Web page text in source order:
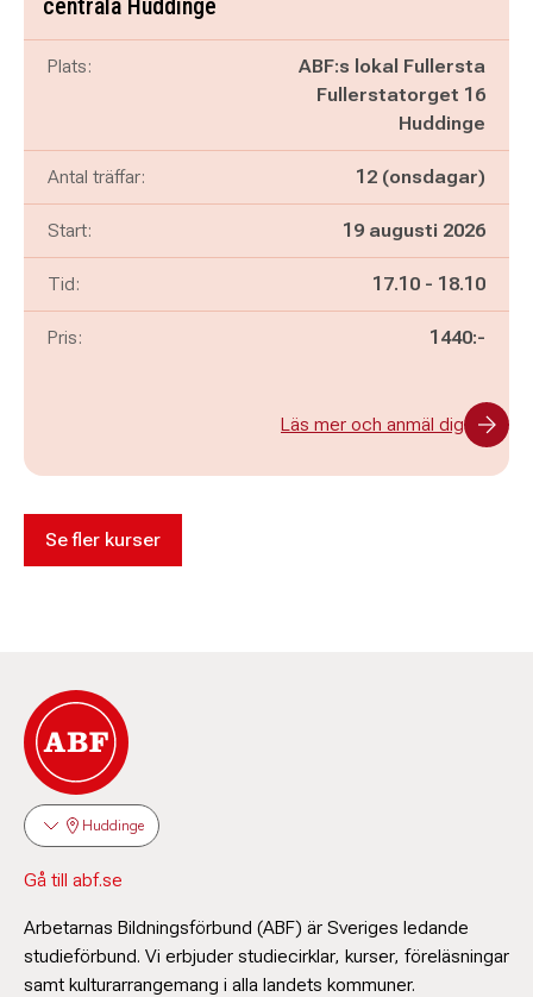
centrala Huddinge
Plats:
ABF:s lokal Fullersta
Fullerstatorget 16
Huddinge
Antal träffar: 12 (onsdagar)
Start: 19 augusti 2026
Tid: Pågår mellan
17.10 - och
18.10
Pris: 1440:-
Läs mer och anmäl dig
Se fler kurser
Huddinge
Gå till abf.se
Arbetarnas Bildningsförbund (ABF) är Sveriges ledande
studieförbund. Vi erbjuder studiecirklar, kurser, föreläsningar
samt kulturarrangemang i alla landets kommuner.